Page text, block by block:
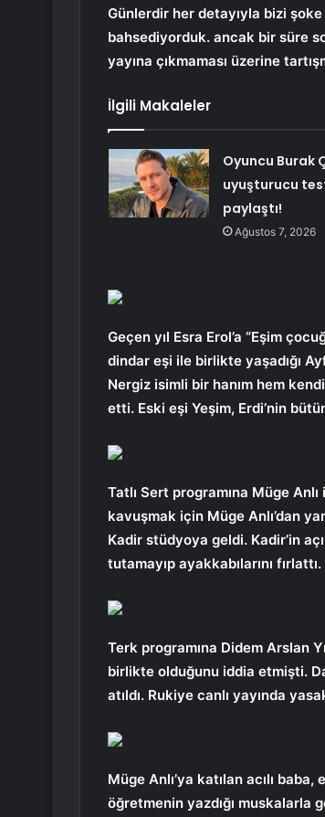
Günlerdir her detayıyla bizi
bahsediyorduk. ancak bir süre
yayına çıkmaması üzerine
İlgili Makaleler
Oyuncu Burak
uyuşturucu
paylaştı!
Ağustos 7, 2026
Geçen yıl Esra Erol’a “Eşim
dindar eşi ile birlikte yaşadığı
Nergiz isimli bir hanım hem kendi
etti. Eski eşi Yeşim, Erdi’nin
Tatlı Sert programına Müge
kavuşmak için Müge Anlı’dan
Kadir stüdyoya geldi. Kadir’in
tutamayıp ayakkabılarını fırlattı.
Terk programına Didem Arslan
birlikte olduğunu iddia etmişti.
atıldı. Rukiye canlı yayında
Müge Anlı’ya katılan acılı baba,
öğretmenin yazdığı muskalarla